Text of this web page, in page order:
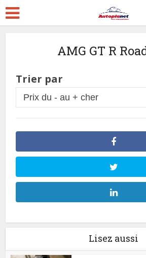
AMG GT R
Trier par
Lisez aussi